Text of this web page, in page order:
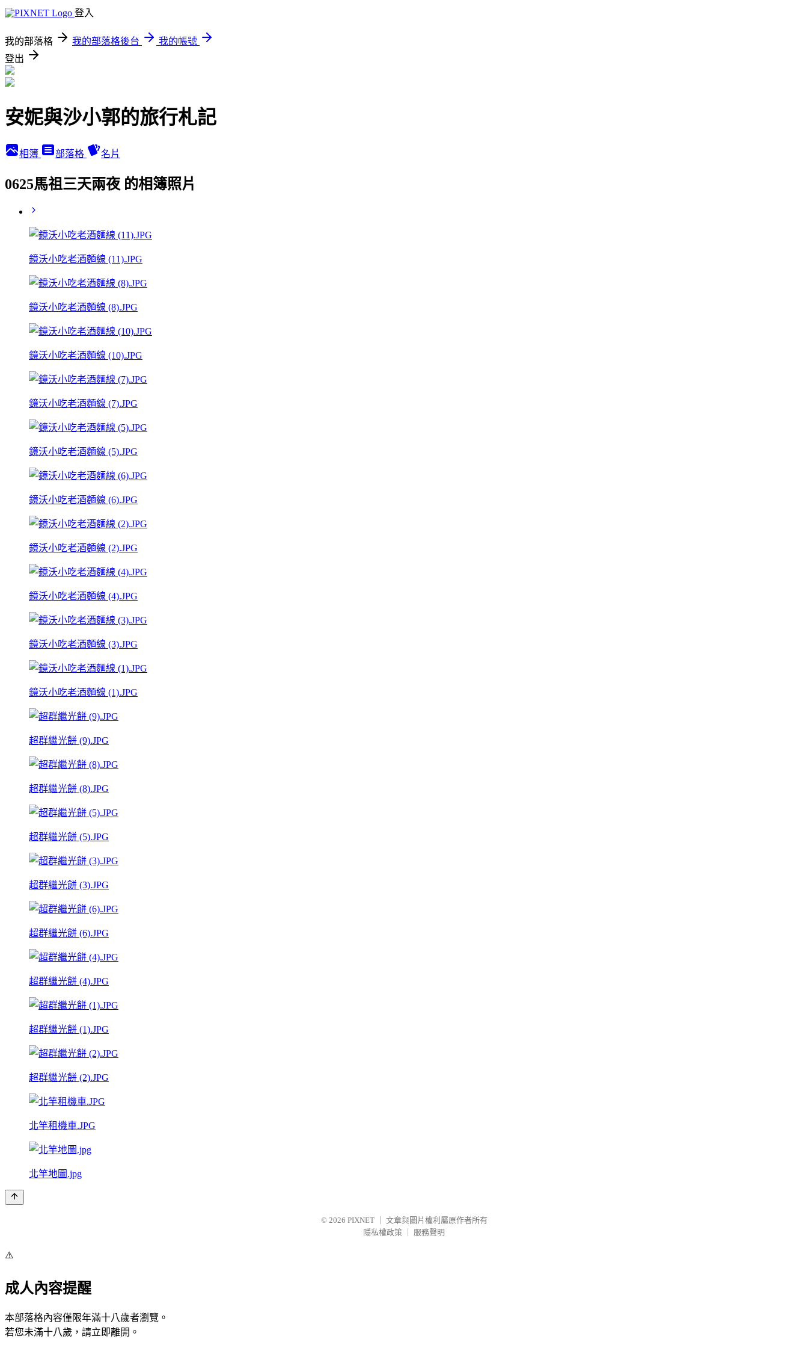
登入
我的部落格 我的部落格後台
我的帳號
登出
安妮與沙小郭的旅行札記
相簿 部落格 名片
0625馬祖三天兩夜 的相簿照片
鏡沃小吃老酒麵線 (11).JPG
鏡沃小吃老酒麵線 (8).JPG
鏡沃小吃老酒麵線 (10).JPG
鏡沃小吃老酒麵線 (7).JPG
鏡沃小吃老酒麵線 (5).JPG
鏡沃小吃老酒麵線 (6).JPG
鏡沃小吃老酒麵線 (2).JPG
鏡沃小吃老酒麵線 (4).JPG
鏡沃小吃老酒麵線 (3).JPG
鏡沃小吃老酒麵線 (1).JPG
超群繼光餅 (9).JPG
超群繼光餅 (8).JPG
超群繼光餅 (5).JPG
超群繼光餅 (3).JPG
超群繼光餅 (6).JPG
超群繼光餅 (4).JPG
超群繼光餅 (1).JPG
超群繼光餅 (2).JPG
北竿租機車.JPG
北竿地圖.jpg
© 2026 PIXNET
文章與圖片權利屬原作者所有
隱私權政策
服務聲明
⚠️
成人內容提醒
本部落格內容僅限年滿十八歲者瀏覽。
若您未滿十八歲，請立即離開。